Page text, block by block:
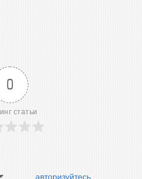
0
статьи
авторизуйтесь